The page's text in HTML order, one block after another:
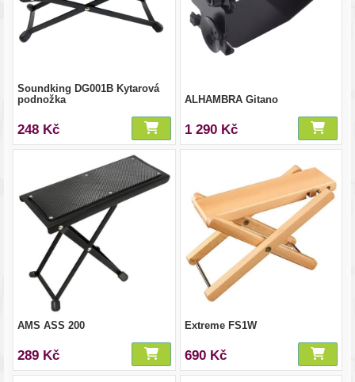
Soundking DG001B Kytarová
podnožka
248 Kč
ALHAMBRA Gitano
1 290 Kč
AMS ASS 200
289 Kč
Extreme FS1W
690 Kč